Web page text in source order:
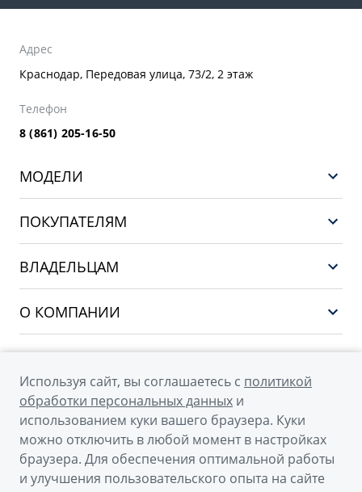
Адрес
Краснодар, Передовая улица, 73/2, 2 этаж
Телефон
8 (861) 205-16-50
МОДЕЛИ
EX5
PREFACE
CITYRAY
ATLAS
OKAVANGO
MONJARO
ПОКУПАТЕЛЯМ
ВЛАДЕЛЬЦАМ
О КОМПАНИИ
Новости
Наша команда
Правовая информация
Контакты
Мы в соцсетях
Используя сайт, вы соглашаетесь с политикой
обработки персональных данных и
использованием куки вашего браузера. Куки
можно отключить в любой момент в настройках
браузера. Для обеспечения оптимальной работы
и улучшения пользовательского опыта на сайте